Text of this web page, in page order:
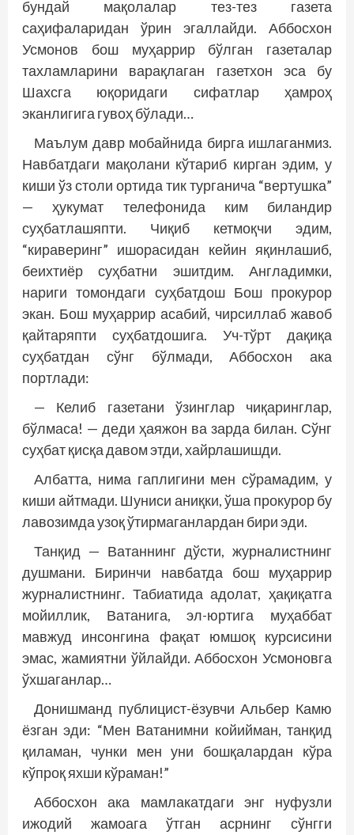
бундай мақолалар тез-тез газета
саҳифаларидан ўрин эгаллайди. Аббосхон
Усмонов бош муҳаррир бўлган газеталар
тахламларини варақлаган газетхон эса бу
Шахсга юқоридаги сифатлар ҳамроҳ
эканлигига гувоҳ бўлади…
Маълум давр мобайнида бирга ишлаганмиз.
Навбатдаги мақолани кўтариб кирган эдим, у
киши ўз столи ортида тик турганича “вертушка”
— ҳукумат телефонида ким биландир
суҳбатлашяпти. Чиқиб кетмоқчи эдим,
“кираверинг” ишорасидан кейин яқинлашиб,
беихтиёр суҳбатни эшитдим. Англадимки,
нариги томондаги суҳбатдош Бош прокурор
экан. Бош муҳаррир асабий, чирсиллаб жавоб
қайтаряпти суҳбатдошига. Уч-тўрт дақиқа
суҳбатдан сўнг бўлмади, Аббосхон ака
портлади:
— Келиб газетани ўзинглар чиқаринглар,
бўлмаса! — деди ҳаяжон ва зарда билан. Сўнг
суҳбат қисқа давом этди, хайрлашишди.
Албатта, нима гаплигини мен сўрамадим, у
киши айтмади. Шуниси аниқки, ўша прокурор бу
лавозимда узоқ ўтирмаганлардан бири эди.
Танқид — Ватаннинг дўсти, журналистнинг
душмани. Биринчи навбатда бош муҳаррир
журналистнинг. Табиатида адолат, ҳақиқатга
мойиллик, Ватанига, эл-юртига муҳаббат
мавжуд инсонгина фақат юмшоқ курсисини
эмас, жамиятни ўйлайди. Аббосхон Усмоновга
ўхшаганлар…
Донишманд публицист-ёзувчи Альбер Камю
ёзган эди: “Мен Ватанимни койийман, танқид
қиламан, чунки мен уни бошқалардан кўра
кўпроқ яхши кўраман!”
Аббосхон ака мамлакатдаги энг нуфузли
ижодий жамоага ўтган асрнинг сўнгги